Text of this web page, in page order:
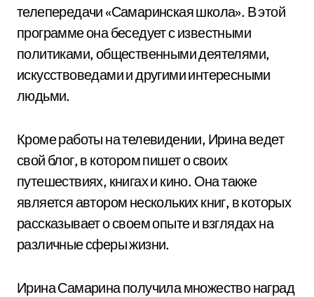
телепередачи «Самаринская школа». В этой
программе она беседует с известными
политиками, общественными деятелями,
искусствоведами и другими интересными
людьми.
Кроме работы на телевидении, Ирина ведет
свой блог, в котором пишет о своих
путешествиях, книгах и кино. Она также
является автором нескольких книг, в которых
рассказывает о своем опыте и взглядах на
различные сферы жизни.
Ирина Самарина получила множество наград